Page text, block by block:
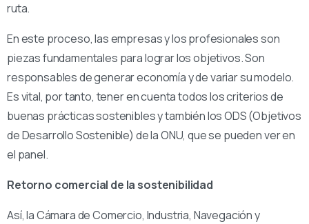
ruta.
En este proceso, las empresas y los profesionales son
piezas fundamentales para lograr los objetivos. Son
responsables de generar economía y de variar su modelo.
Es vital, por tanto, tener en cuenta todos los criterios de
buenas prácticas sostenibles y también los ODS (Objetivos
de Desarrollo Sostenible) de la ONU, que se pueden ver en
el panel.
Retorno comercial de la sostenibilidad
Así, la Cámara de Comercio, Industria, Navegación y